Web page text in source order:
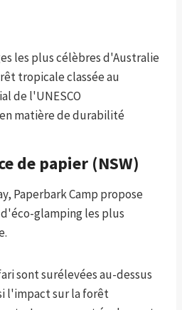
les plus célèbres d'Australie
tropicale classée au
de l'UNESCO
matière de durabilité
de papier (NSW)
Paperbark Camp propose
glamping les plus
sont surélevées au-dessus
l'impact sur la forêt